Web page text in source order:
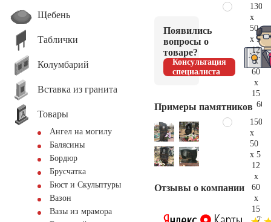
Щебень
Таблички
Колумбарий
Вставка из гранита
Товары
Ангел на могилу
Балясины
Бордюр
Брусчатка
Бюст и Скульптуры
Вазон
Вазы из мрамора
Появились
вопросы о
товаре?
Консультация
специалиста
Примеры памятников
Отзывы о компании
130
x
50
x 5
12
x
60
x
15
150
x
50
x 5
12
x
60
x
15